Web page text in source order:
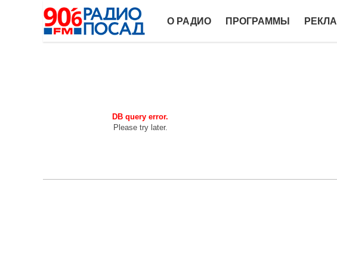
О РАДИО ПРОГРАММЫ
DB query error.
Please try later.